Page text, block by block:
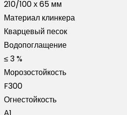
210/100 х 65 мм
Материал клинкера
Кварцевый песок
Водопоглащение
≤ 3 %
Морозостойкость
F300
Огнестойкость